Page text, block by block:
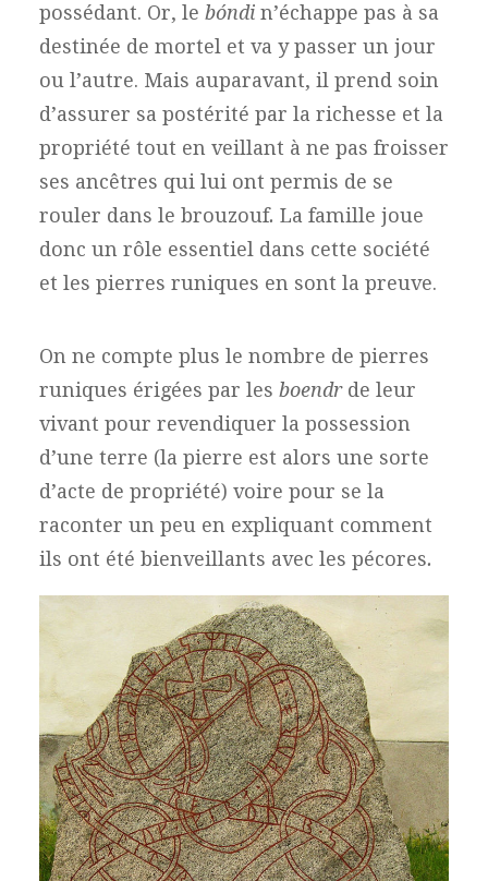
possédant. Or, le bóndi n’échappe pas à sa
destinée de mortel et va y passer un jour
ou l’autre. Mais auparavant, il prend soin
d’assurer sa postérité par la richesse et la
propriété tout en veillant à ne pas froisser
ses ancêtres qui lui ont permis de se
rouler dans le brouzouf. La famille joue
donc un rôle essentiel dans cette société
et les pierres runiques en sont la preuve.
On ne compte plus le nombre de pierres
runiques érigées par les boendr de leur
vivant pour revendiquer la possession
d’une terre (la pierre est alors une sorte
d’acte de propriété) voire pour se la
raconter un peu en expliquant comment
ils ont été bienveillants avec les pécores.